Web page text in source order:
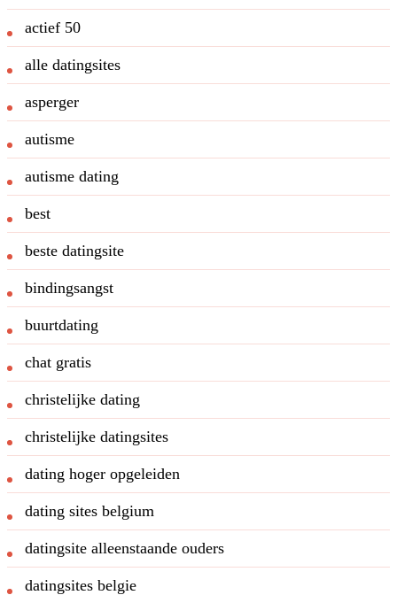
actief 50
alle datingsites
asperger
autisme
autisme dating
best
beste datingsite
bindingsangst
buurtdating
chat gratis
christelijke dating
christelijke datingsites
dating hoger opgeleiden
dating sites belgium
datingsite alleenstaande ouders
datingsites belgie